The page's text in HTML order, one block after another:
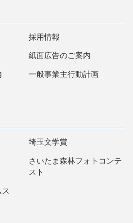
採用情報
紙面広告のご案内
一般事業主行動計画
埼玉文学賞
さいたま森林フォトコンテ
スト